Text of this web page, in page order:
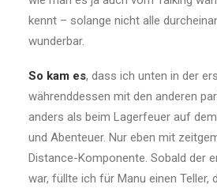
kennt – solange nicht alle
wunderbar.
So kam es, dass ich unten in der
währenddessen mit den anderen
anders als beim Lagerfeuer auf
und Abenteuer. Nur eben mit
Distance-Komponente. Sobald der
war, füllte ich für Manu einen Teller,